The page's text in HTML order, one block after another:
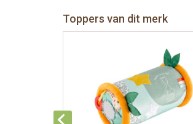
Toppers van dit merk